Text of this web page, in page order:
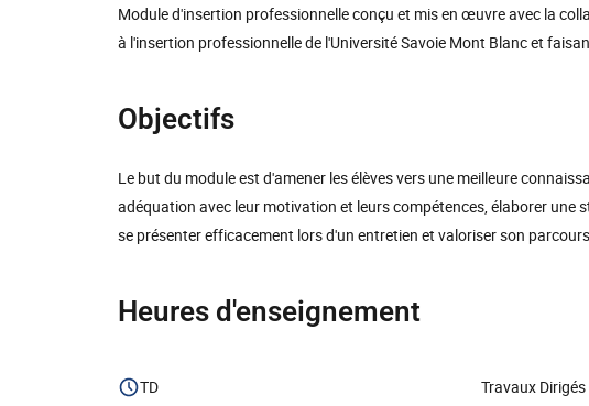
Module d'insertion professionnelle conçu et mis en œuvre avec la
à l'insertion professionnelle de l'Université Savoie Mont Blanc et
Objectifs
Le but du module est d'amener les élèves vers une meilleure
adéquation avec leur motivation et leurs compétences, élaborer une
se présenter efficacement lors d'un entretien et valoriser son
Heures d'enseignement
TD Travaux Dirigés